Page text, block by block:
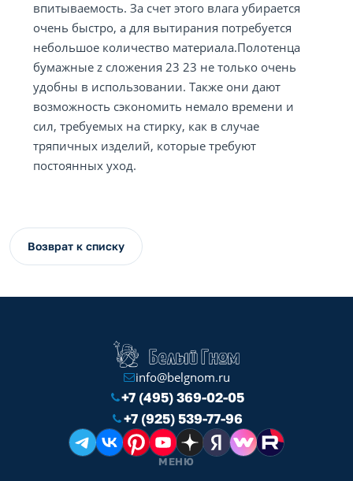
впитываемость. За счет этого влага убирается
очень быстро, а для вытирания потребуется
небольшое количество материала.Полотенца
бумажные z сложения 23 23 не только очень
удобны в использовании. Также они дают
возможность сэкономить немало времени и
сил, требуемых на стирку, как в случае
тряпичных изделий, которые требуют
постоянных уход.
Возврат к списку
info@belgnom.ru
+7 (495) 369-02-05
+7 (925) 539-77-96
МЕНЮ